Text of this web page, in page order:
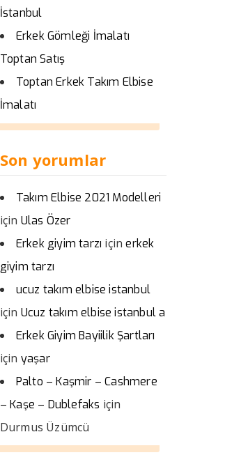
İstanbul
Erkek Gömleği İmalatı
Toptan Satış
Toptan Erkek Takım Elbise
İmalatı
Son yorumlar
Takım Elbise 2021 Modelleri
için Ulas Özer
Erkek giyim tarzı içinerkek
giyim tarzı
ucuz takım elbise istanbul
için Ucuz takım elbise istanbul a
Erkek Giyim Bayiilik Şartları
için yaşar
Palto – Kaşmir – Cashmere
– Kaşe – Dublefaks için
Durmus Üzümcü